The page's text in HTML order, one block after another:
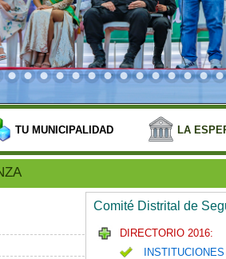
TU MUNICIPALIDAD LA
Comité Distrital de
DIRECTORIO 2016: